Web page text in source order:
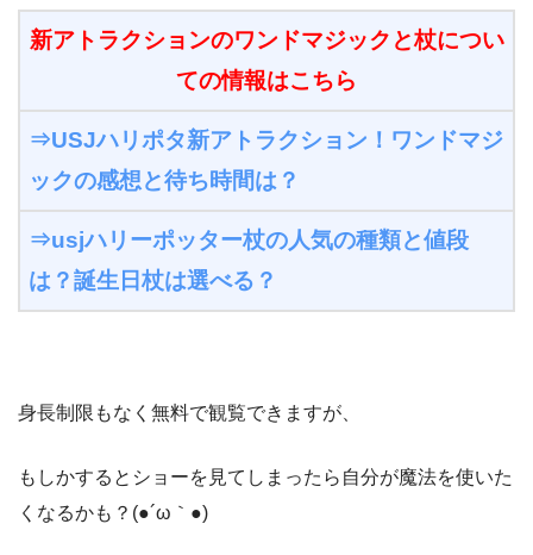
新アトラクションのワンドマジックと杖につい
ての情報はこちら
⇒USJハリポタ新アトラクション！ワンドマジ
ックの感想と待ち時間は？
⇒usjハリーポッター杖の人気の種類と値段
は？誕生日杖は選べる？
身長制限もなく無料で観覧できますが、
もしかするとショーを見てしまったら自分が魔法を使いた
くなるかも？(●´ω｀●)